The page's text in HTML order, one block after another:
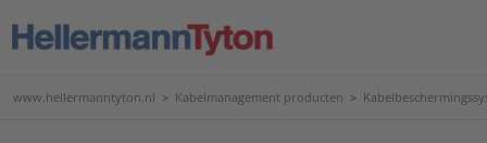
www.hellermanntyton.nl > Kabelmanagement producten >